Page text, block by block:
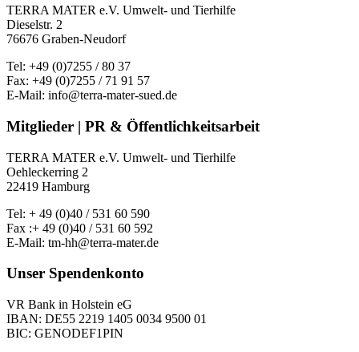
TERRA MATER e.V. Umwelt- und Tierhilfe
Dieselstr. 2
76676 Graben-Neudorf
Tel: +49 (0)7255 / 80 37
Fax: +49 (0)7255 / 71 91 57
E-Mail: info@terra-mater-sued.de
Mitglieder | PR & Öffentlichkeitsarbeit
TERRA MATER e.V. Umwelt- und Tierhilfe
Oehleckerring 2
22419 Hamburg
Tel: + 49 (0)40 / 531 60 590
Fax :+ 49 (0)40 / 531 60 592
E-Mail: tm-hh@terra-mater.de
Unser Spendenkonto
VR Bank in Holstein eG
IBAN: DE55 2219 1405 0034 9500 01
BIC: GENODEF1PIN